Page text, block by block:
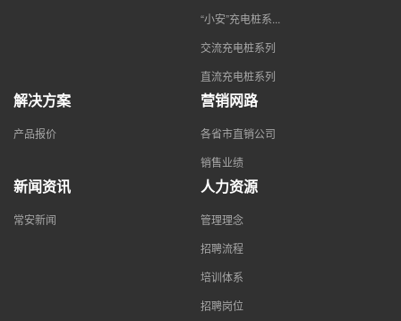
“小安”充电桩系...
交流充电桩系列
直流充电桩系列
解决方案
产品报价
营销网路
各省市直销公司
销售业绩
新闻资讯
常安新闻
人力资源
管理理念
招聘流程
培训体系
招聘岗位